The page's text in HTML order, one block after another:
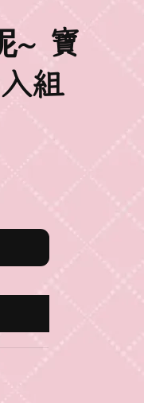
~ 寶
組